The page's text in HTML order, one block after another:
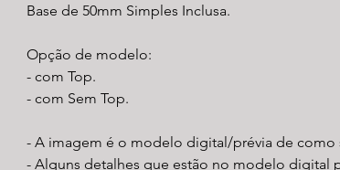
Base de 50mm Simples Inclusa.
Opção de modelo:
- com Top.
- com Sem Top.
- A imagem é o modelo digital/prévia de como
- Alguns detalhes que estão no modelo digital